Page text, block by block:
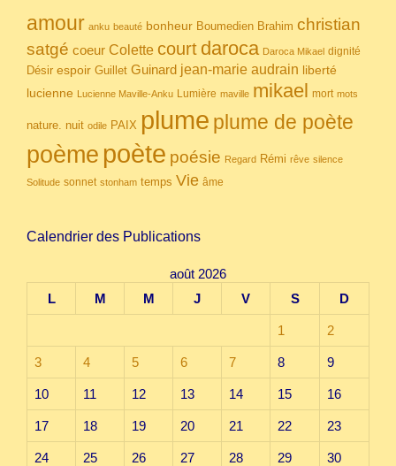
amour anku beauté bonheur Boumedien Brahim christian
satgé coeur Colette court daroca Daroca Mikael dignité
Désir espoir Guillet Guinard jean-marie audrain liberté
lucienne Lucienne Maville-Anku Lumière maville mikael mort mots
nature. nuit odile PAIX plume plume de poète
poème poète poésie Regard Rémi rêve silence
Solitude sonnet stonham temps Vie âme
Calendrier des Publications
août 2026
L
M M J V S D
1 2
3 4 5 6 7 8 9
10 11 12 13 14 15 16
17 18 19 20 21 22 23
24 25 26 27 28 29 30